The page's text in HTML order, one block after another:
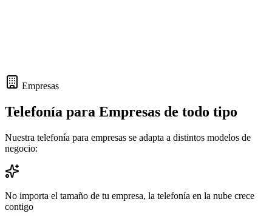
Empresas
Telefonía para Empresas de todo tipo
Nuestra telefonía para empresas se adapta a distintos modelos de
negocio:
No importa el tamaño de tu empresa, la telefonía en la nube crece
contigo